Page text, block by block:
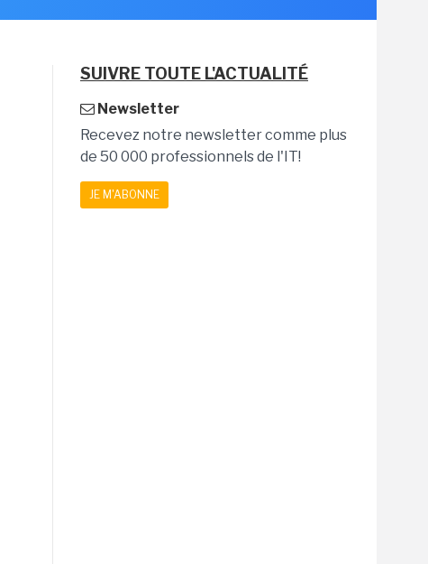
SUIVRE TOUTE L'ACTUALITÉ
Newsletter
Recevez notre newsletter comme plus
de 50 000 professionnels de l'IT!
JE M'ABONNE